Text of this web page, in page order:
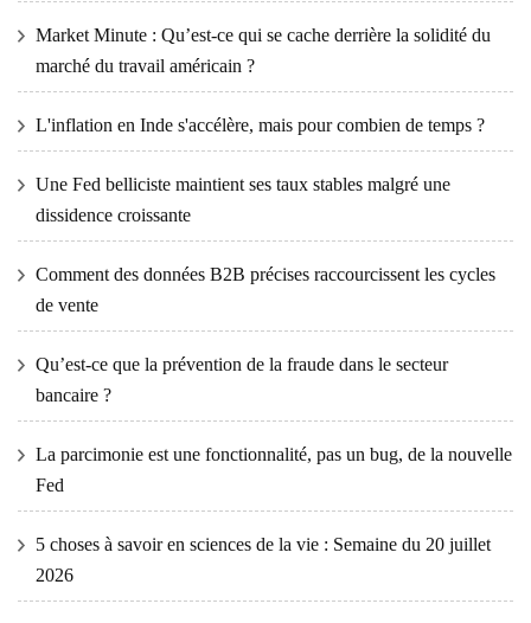
Market Minute : Qu’est-ce qui se cache derrière la solidité du
marché du travail américain ?
L'inflation en Inde s'accélère, mais pour combien de temps ?
Une Fed belliciste maintient ses taux stables malgré une
dissidence croissante
Comment des données B2B précises raccourcissent les cycles
de vente
Qu’est-ce que la prévention de la fraude dans le secteur
bancaire ?
La parcimonie est une fonctionnalité, pas un bug, de la nouvelle
Fed
5 choses à savoir en sciences de la vie : Semaine du 20 juillet
2026